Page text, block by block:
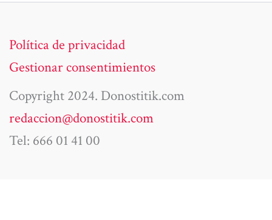
Política de privacidad
Gestionar consentimientos
Copyright 2024. Donostitik.com
redaccion@donostitik.com
Tel: 666 01 41 00